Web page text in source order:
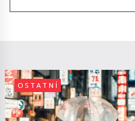
OSTATNÍ